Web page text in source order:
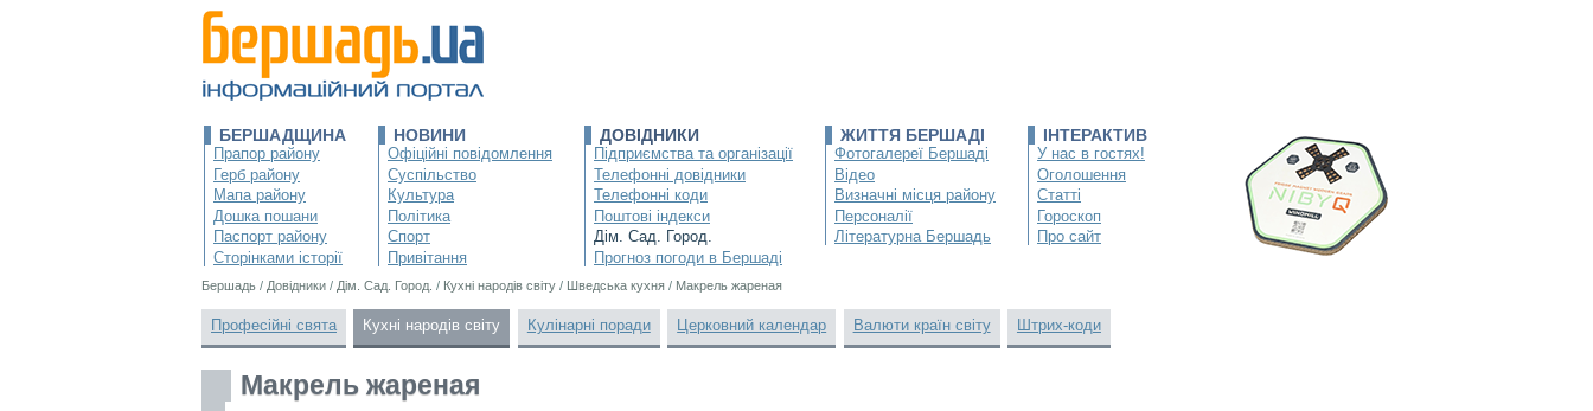
БЕРШАДЩИНА
Прапор району
Герб району
Мапа району
Дошка пошани
Паспорт району
Сторінками історії
НОВИНИ
Офіційні повідомлення
Суспільство
Культура
Політика
Спорт
Привітання
ДОВІДНИКИ
Підприємства та організації
Телефонні довідники
Телефонні коди
Поштові індекси
Дім. Сад. Город.
Прогноз погоди в Бершаді
ЖИТТЯ БЕРШАДІ
Фотогалереї Бершаді
Відео
Визначні місця району
Персоналії
Літературна Бершадь
ІНТЕРАКТИВ
У нас в гостях!
Оголошення
Статті
Гороскоп
Про сайт
Бершадь / Довідники / Дім. Сад. Город. / Кухні народів світу / Шведська кухня / Макрель жареная
Професійні свята Кухні народів світу Кулінарні поради Церковний календар Валюти країн світу Штрих-коди
Макрель жареная